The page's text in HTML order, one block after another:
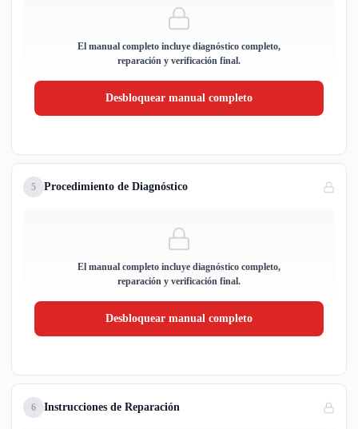
El manual completo incluye diagnóstico completo,
reparación y verificación final.
Desbloquear manual completo
5 Procedimiento de Diagnóstico
El manual completo incluye diagnóstico completo,
reparación y verificación final.
Desbloquear manual completo
6 Instrucciones de Reparación